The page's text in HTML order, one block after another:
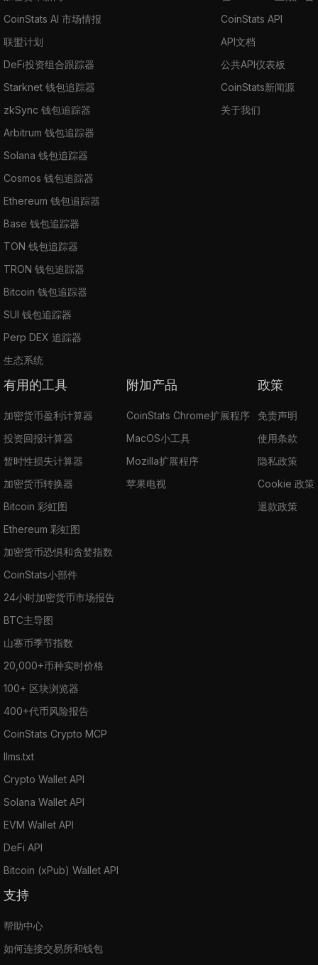
CoinStats AI 市场情报
联盟计划
DeFi投资组合跟踪器
Starknet 钱包追踪器
zkSync 钱包追踪器
Arbitrum 钱包追踪器
Solana 钱包追踪器
Cosmos 钱包追踪器
Ethereum 钱包追踪器
Base 钱包追踪器
TON 钱包追踪器
TRON 钱包追踪器
Bitcoin 钱包追踪器
SUI 钱包追踪器
Perp DEX 追踪器
生态系统
CoinStats API
API文档
公共API仪表板
CoinStats新闻源
关于我们
有用的工具
加密货币盈利计算器
投资回报计算器
暂时性损失计算器
加密货币转换器
Bitcoin 彩虹图
Ethereum 彩虹图
加密货币恐惧和贪婪指数
CoinStats小部件
24小时加密货币市场报告
BTC主导图
山寨币季节指数
20,000+币种实时价格
100+ 区块浏览器
400+代币风险报告
CoinStats Crypto MCP
llms.txt
Crypto Wallet API
Solana Wallet API
EVM Wallet API
DeFi API
Bitcoin (xPub) Wallet API
附加产品
CoinStats Chrome扩展程序
MacOS小工具
Mozilla扩展程序
苹果电视
政策
免责声明
使用条款
隐私政策
Cookie 政策
退款政策
支持
帮助中心
如何连接交易所和钱包